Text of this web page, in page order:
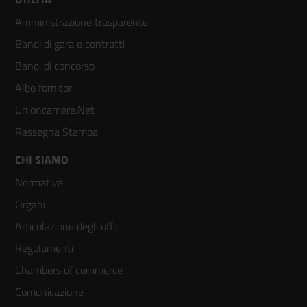
Footer
menù
colonna
2
Amministrazione trasparente
Bandi di gara e contratti
Bandi di concorso
Albo fornitori
Unioncamere.Net
Rassegna Stampa
Footer
menù
colonna
3
CHI SIAMO
Normativa
Organi
Articolazione degli uffici
Regolamenti
Chambers of commerce
Comunicazione